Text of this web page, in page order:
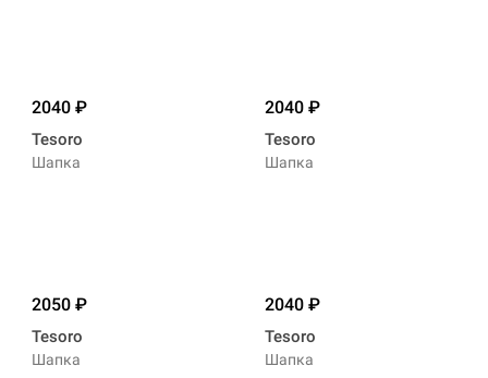
2040
Tesoro
Шапка
2040
Tesoro
Шапка
2050
Tesoro
Шапка
2040
Tesoro
Шапка